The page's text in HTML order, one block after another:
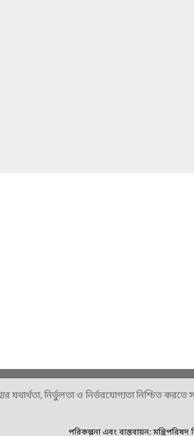
নির্ভুলতা ও নির্ভরযোগ্যতা নিশ্চিত করতে
পরিকল্পনা এবং বাস্তবায়ন: